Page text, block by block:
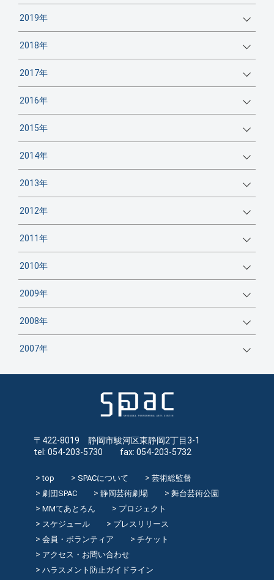
2019年
2018年
2017年
2016年
2015年
2014年
2013年
2012年
2011年
2010年
2009年
2008年
2007年
〒422-8019 静岡市駿河区東静岡2丁目3-1
tel: 054-203-5730 fax: 054-203-5732
top SPACについて
芸術総監督
劇団SPAC
静岡芸術劇場
舞台芸術公園
MMてあとろん
プロジェクト
スケジュール
プレスリリース
会員・ボランティア
チケット
アクセス・お問い合わせ
ハラスメント防止ガイドライン